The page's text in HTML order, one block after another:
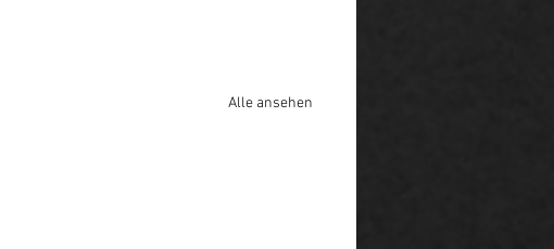
Alle ansehen